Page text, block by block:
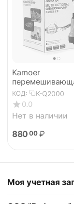
Kamoer
помпа
КОД: K-Q2000
0.0
Нет в наличии
880 00 ₽
Моя учетная